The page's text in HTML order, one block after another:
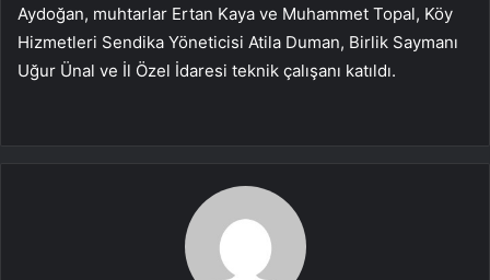
Aydoğan, muhtarlar Ertan Kaya ve Muhammet Topal, Köy
Hizmetleri Sendika Yöneticisi Atila Duman, Birlik Saymanı
Uğur Ünal ve İl Özel İdaresi teknik çalışanı katıldı.